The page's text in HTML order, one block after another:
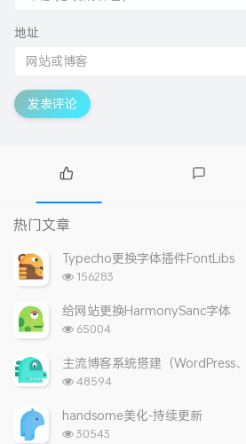
地址
发表评论
热
门
文
章
论
热门文章
Typecho更换字体插件FontLibs
浏
次
数:
156283
给网站更换HarmonySanc字体
浏
次
数:
65004
主流博客系统搭建（WordPress
浏
次
数:
48594
handsome美化-持续更新
浏
30543